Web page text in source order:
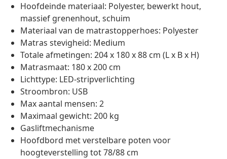
Hoofdeinde materiaal: Polyester, bewerkt hout,
massief grenenhout, schuim
Materiaal van de matrastopperhoes: Polyester
Matras stevigheid: Medium
Totale afmetingen: 204 x 180 x 88 cm (L x B x H)
Matrasmaat: 180 x 200 cm
Lichttype: LED-stripverlichting
Stroombron: USB
Max aantal mensen: 2
Maximaal gewicht: 200 kg
Gasliftmechanisme
Hoofdbord met verstelbare poten voor
hoogteverstelling tot 78/88 cm